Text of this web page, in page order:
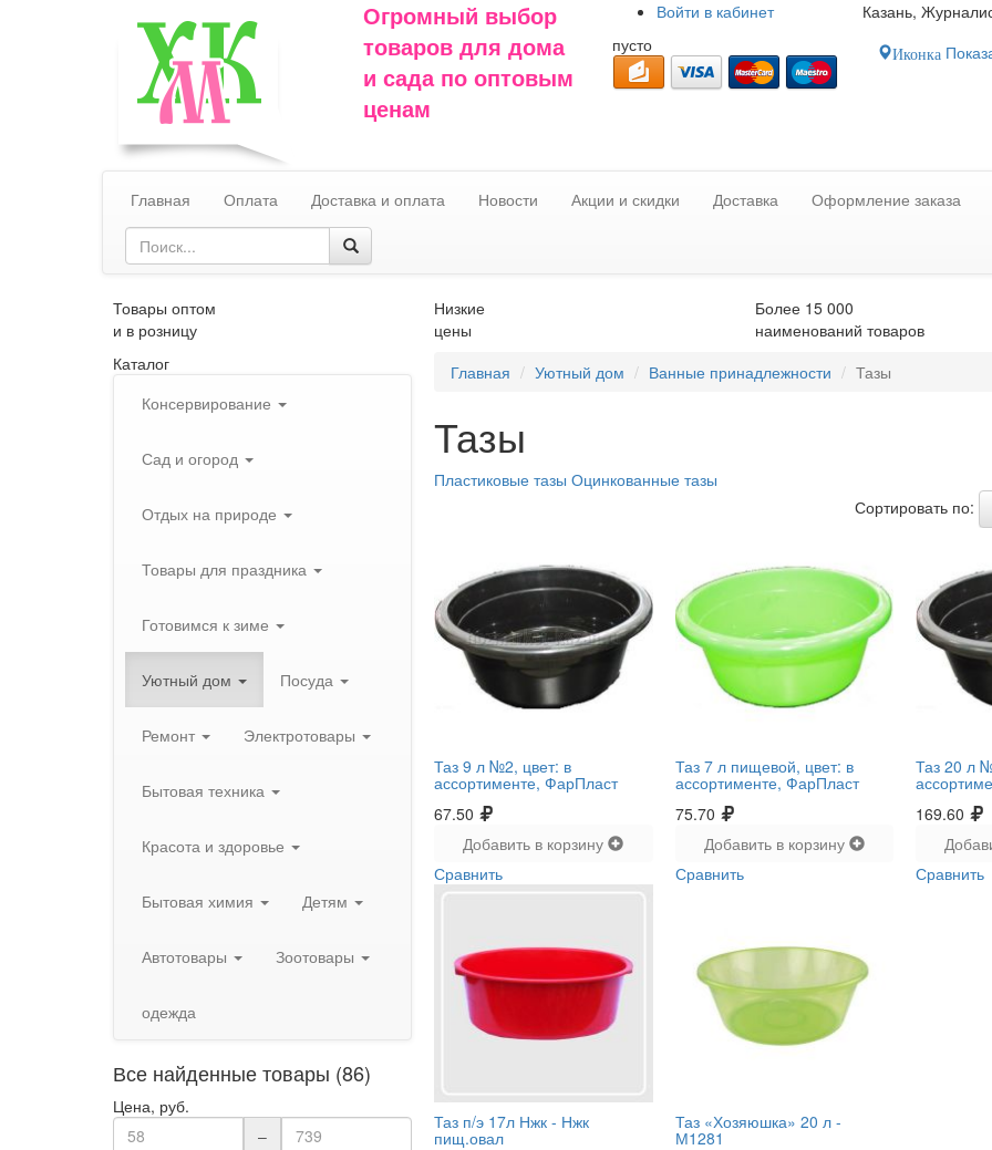
Огромный выбор
товаров для дома
и сада по оптовым
ценам
Войти в кабинет
пусто
Казань,
Иконка
Главная Оплата Доставка и оплата Новости Акции и скидки Доставка Оформление заказа
Товары оптом
и в розницу
Низкие
цены
Более 15 000
наименований товаров
Каталог
Консервирование
Сад и огород
Отдых на природе
Товары для праздника
Готовимся к зиме
Уютный дом Посуда
Ремонт Электротовары
Бытовая техника
Красота и здоровье
Бытовая химия Детям
Автотовары Зоотовары
одежда
Все найденные товары (86)
Цена, руб.
–
Главная Уютный дом Ванные принадлежности Тазы
Тазы
Пластиковые тазы Оцинкованные тазы
Сортировать по:
Таз 9 л №2, цвет: в
ассортименте, ФарПласт
67.50
Добавить в корзину
Сравнить
Таз 7 л пищевой, цвет: в
ассортименте, ФарПласт
75.70
Добавить в корзину
Сравнить
Таз 20 л
169.60
Сравнить
Таз п/э 17л Нжк - Нжк
пищ.овал
Таз «Хозяюшка» 20 л -
М1281